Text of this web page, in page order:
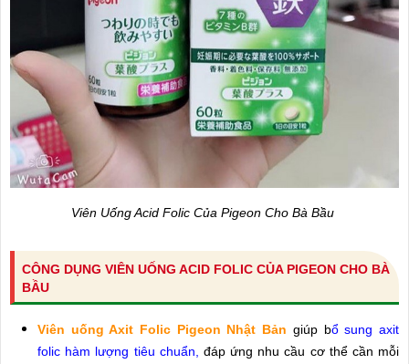
Viên Uống Acid Folic Của Pigeon Cho Bà Bầu
CÔNG DỤNG VIÊN UỐNG ACID FOLIC CỦA PIGEON CHO BÀ
BẦU
Viên uống Axit Folic Pigeon Nhật Bản giúp bổ sung axit
folic hàm lượng tiêu chuẩn,
đáp ứng nhu cầu cơ thể cần mỗi